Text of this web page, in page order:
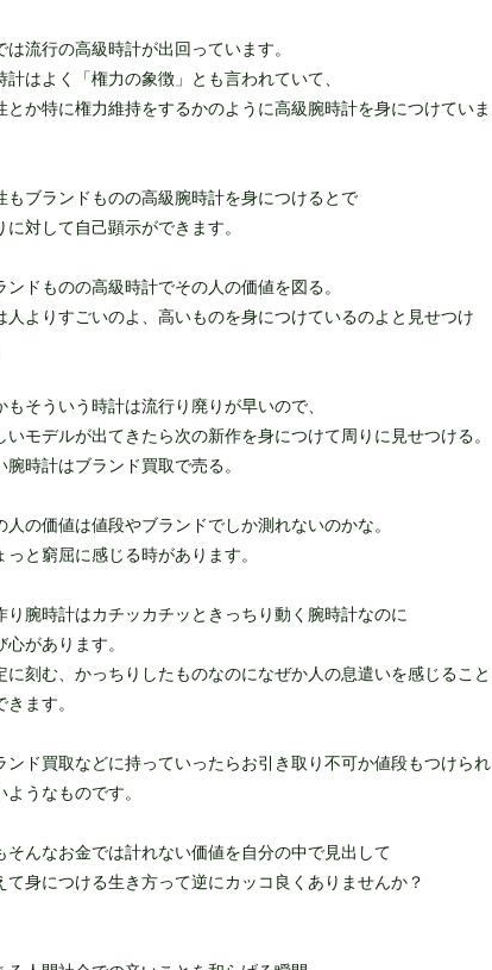
は流行の高級時計が出回っています。
計はよく「権力の象徴」とも言われていて、
とか特に権力維持をするかのように高級腕時計を身につけていま
もブランドものの高級腕時計を身につけるとで
に対して自己顕示ができます。
ンドものの高級時計でその人の価値を図る。
人よりすごいのよ、高いものを身につけているのよと見せつけ
もそういう時計は流行り廃りが早いので、
いモデルが出てきたら次の新作を身につけて周りに見せつける。
腕時計はブランド買取で売る。
人の価値は値段やブランドでしか測れないのかな。
っと窮屈に感じる時があります。
り腕時計はカチッカチッときっちり動く腕時計なのに
心があります。
に刻む、かっちりしたものなのになぜか人の息遣いを感じること
きます。
ンド買取などに持っていったらお引き取り不可か値段もつけられ
ようなものです。
そんなお金では計れない価値を自分の中で見出して
て身につける生き方って逆にカッコ良くありませんか？